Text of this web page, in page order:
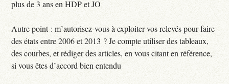
plus de 3 ans en HDP et JO
Autre point : m’autorisez-vous à exploiter vos relevés pour faire
des états entre 2006 et 2013 ? Je compte utiliser des tableaux,
des courbes, et rédiger des articles, en vous citant en référence,
si vous êtes d’accord bien entendu